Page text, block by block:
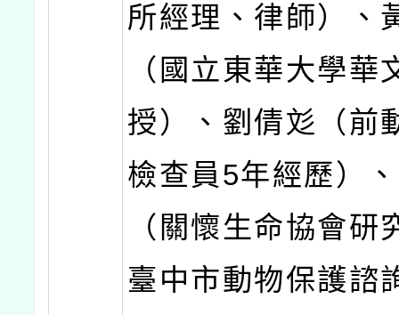
所經理、律師）、
（國立東華大學華
授）、劉倩彣（前
檢查員5年經歷）
（關懷生命協會研
臺中市動物保護諮